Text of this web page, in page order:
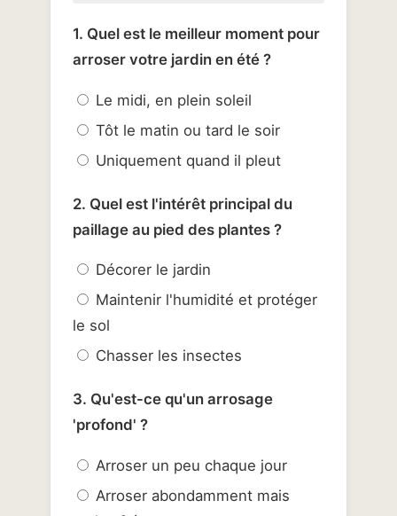
1. Quel est le meilleur moment pour
arroser votre jardin en été ?
Le midi, en plein soleil
Tôt le matin ou tard le soir
Uniquement quand il pleut
2. Quel est l'intérêt principal du
paillage au pied des plantes ?
Décorer le jardin
Maintenir l'humidité et protéger
le sol
Chasser les insectes
3. Qu'est-ce qu'un arrosage
'profond' ?
Arroser un peu chaque jour
Arroser abondamment mais